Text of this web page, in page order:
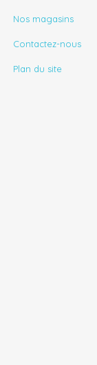
Nos magasins
Contactez-nous
Plan du site